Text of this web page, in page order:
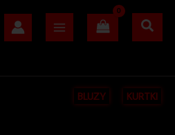
BLUZY KURTKI